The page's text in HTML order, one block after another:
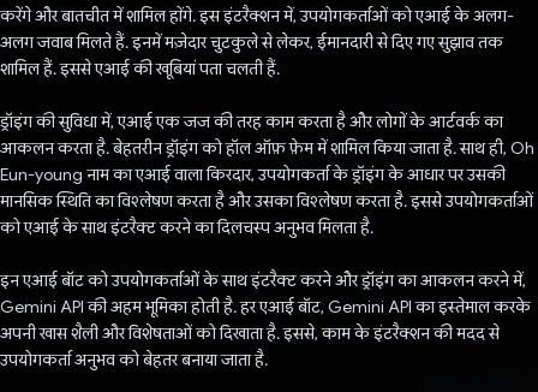
करेंगे और बातचीत में शामिल होंगे. इस इंटरैक्शन में, उपयोगकर्ताओं को एआई के अलग-
अलग जवाब मिलते हैं. इनमें मज़ेदार चुटकुले से लेकर, ईमानदारी से दिए गए सुझाव तक
शामिल हैं. इससे एआई की खूबियां पता चलती हैं.
ड्रॉइंग की सुविधा में, एआई एक जज की तरह काम करता है और लोगों के आर्टवर्क का
आकलन करता है. बेहतरीन ड्रॉइंग को हॉल ऑफ़ फ़ेम में शामिल किया जाता है. साथ ही, Oh
Eun-young नाम का एआई वाला किरदार, उपयोगकर्ता के ड्रॉइंग के आधार पर उसकी
मानसिक स्थिति का विश्लेषण करता है और उसका विश्लेषण करता है. इससे उपयोगकर्ताओं
को एआई के साथ इंटरैक्ट करने का दिलचस्प अनुभव मिलता है.
इन एआई बॉट को उपयोगकर्ताओं के साथ इंटरैक्ट करने और ड्रॉइंग का आकलन करने में,
Gemini API की अहम भूमिका होती है. हर एआई बॉट, Gemini API का इस्तेमाल करके
अपनी खास शैली और विशेषताओं को दिखाता है. इससे, काम के इंटरैक्शन की मदद से
उपयोगकर्ता अनुभव को बेहतर बनाया जाता है.